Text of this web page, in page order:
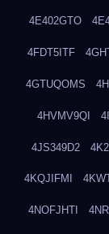
4E402GTO
4FDT5ITF
4GTUQOMS
4HVMV9QI
4JS349D2
4KQJIFMI
4NOFJHTI